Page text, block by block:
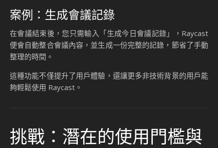
靈活整
合
支援多應用整合，讓用戶能在一個平台上完成
多項任務。
這種功能特別適合需要處理重複性任務的用戶，幫助他們節省
時間與精力。
Raycast 的自然語言處理功能，讓用戶無需學習複雜的指令，